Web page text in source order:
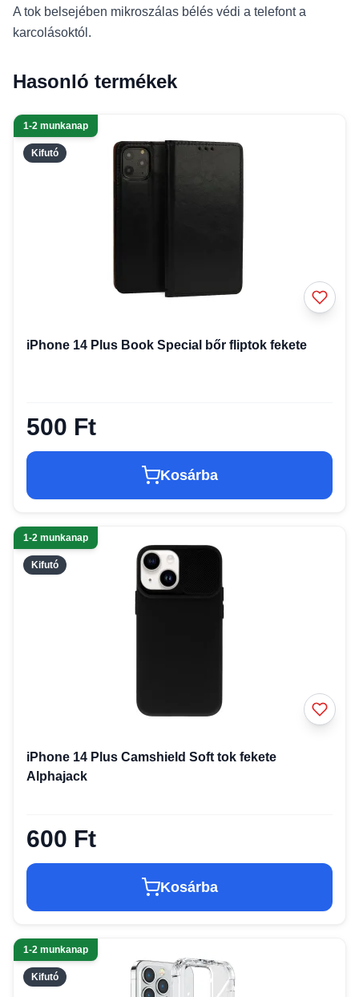
A tok belsejében mikroszálas bélés védi a telefont a
karcolásoktól.
Hasonló termékek
Kifutó
1-2 munkanap
iPhone 14 Plus Book Special bőr fliptok fekete
500 Ft
Kosárba
Kifutó
1-2 munkanap
iPhone 14 Plus Camshield Soft tok fekete
Alphajack
600 Ft
Kosárba
Kifutó
1-2 munkanap